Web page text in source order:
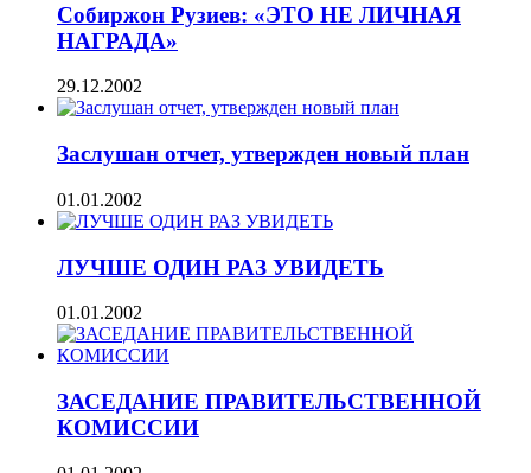
Собиржон Рузиев: «ЭТО НЕ ЛИЧНАЯ
НАГРАДА»
29.12.2002
Заслушан отчет, утвержден новый план
01.01.2002
ЛУЧШЕ ОДИН РАЗ УВИДЕТЬ
01.01.2002
ЗАСЕДАНИЕ ПРАВИТЕЛЬСТВЕННОЙ
КОМИССИИ